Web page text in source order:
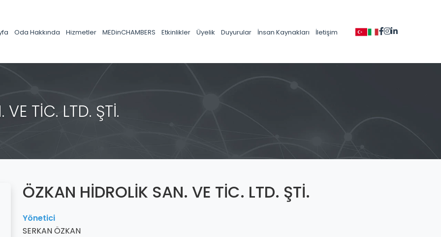
Oda Hakkında Hizmetler MEDinCHAMBERS Etkinlikler Üyelik Duyurular İnsan Kaynakları İletişim
TİC. LTD. ŞTİ.
ÖZKAN HİDROLİK SAN. VE TİC. LTD. ŞTİ.
Yönetici
SERKAN ÖZKAN